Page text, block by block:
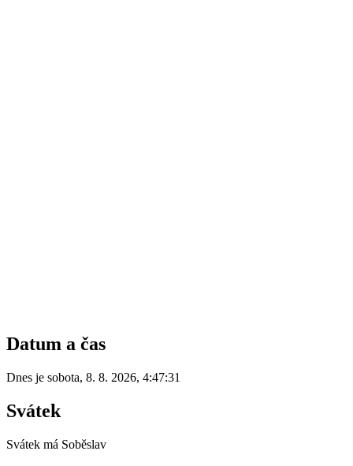
Datum a čas
Dnes je sobota, 8. 8. 2026, 4:47:31
Svátek
Svátek má Soběslav